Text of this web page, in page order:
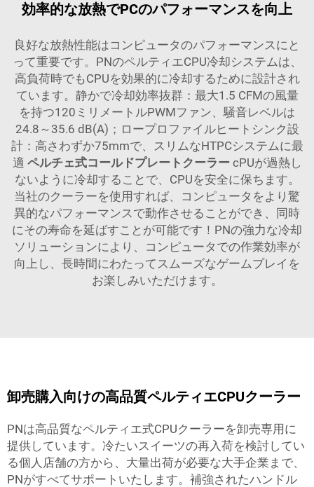
効率的な放熱でPCのパフォーマンスを向上
良好な放熱性能はコンピュータのパフォーマンスにと
って重要です。PNのペルティエCPU冷却システムは、
高負荷時でもCPUを効果的に冷却するために設計され
ています。静かで冷却効率抜群：最大1.5 CFMの風量
を持つ120ミリメートルPWMファン、騒音レベルは
24.8～35.6 dB(A)；ロープロファイルヒートシンク設
計：高さわずか75mmで、スリムなHTPCシステムに最
適 ペルチェ式コールドプレートクーラー cPUが過熱し
ないように冷却することで、CPUを安全に保ちます。
当社のクーラーを使用すれば、コンピュータをより驚
異的なパフォーマンスで動作させることができ、同時
にその寿命を延ばすことが可能です！PNの強力な冷却
ソリューションにより、コンピュータでの作業効率が
向上し、長時間にわたってスムーズなゲームプレイを
お楽しみいただけます。
卸売購入向けの高品質ペルティエCPUクーラー
PNは高品質なペルティエ式CPUクーラーを卸売専用に
提供しています。冷たいスイーツの再入荷を検討してい
る個人店舗の方から、大量出荷が必要な大手企業まで、
PNがすべてサポートいたします。補強されたハンドル